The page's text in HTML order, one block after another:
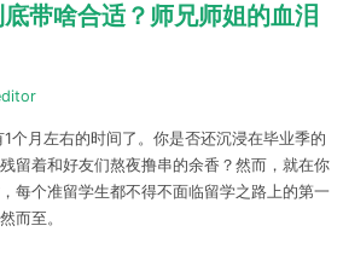
带啥合适？师兄师姐的血泪
个月左右的时间了。你是否还沉浸在毕业季的
留着和好友们熬夜撸串的余香？然而，就在你
每个准留学生都不得不面临留学之路上的第一
而至。